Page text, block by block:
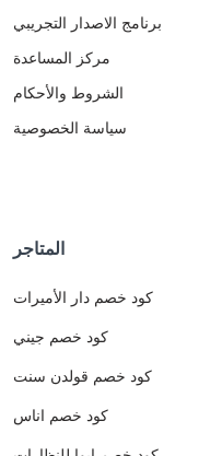
برنامج الاصدار التجريبي
مركز المساعدة
الشروط والأحكام
سياسة الخصوصية
المتاجر
كود خصم دار الأميرات
كود خصم جيني
كود خصم قولدن سنت
كود خصم اناس